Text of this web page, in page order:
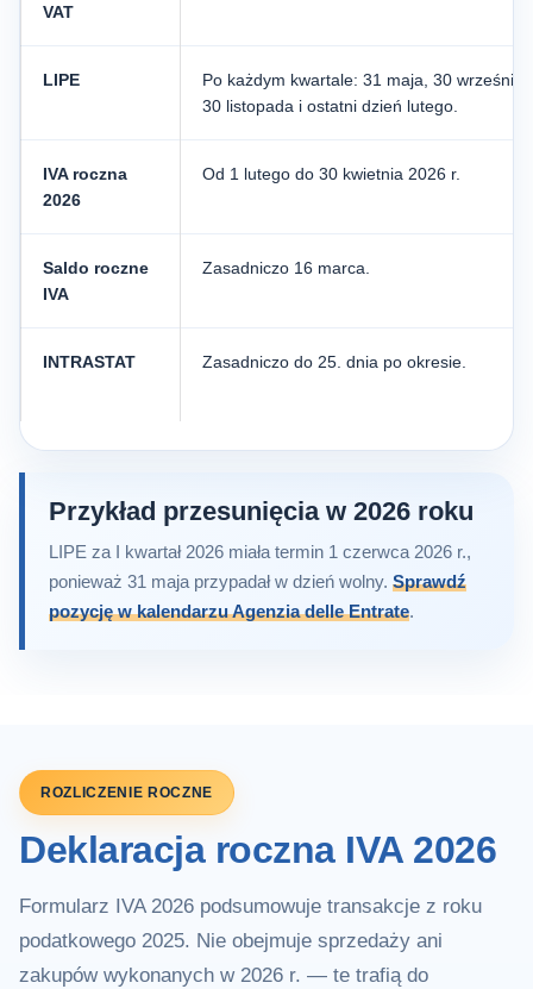
VAT
LIPE
Po każdym kwartale: 31 maja, 30 września,
30 listopada i ostatni dzień lutego.
IVA roczna
2026
Od 1 lutego do 30 kwietnia 2026 r.
Saldo roczne
IVA
Zasadniczo 16 marca.
INTRASTAT Zasadniczo do 25. dnia po okresie.
Przykład przesunięcia w 2026 roku
LIPE za I kwartał 2026 miała termin 1 czerwca 2026 r.,
ponieważ 31 maja przypadał w dzień wolny. Sprawdź
pozycję w kalendarzu Agenzia delle Entrate.
ROZLICZENIE ROCZNE
Deklaracja roczna IVA 2026
Formularz IVA 2026 podsumowuje transakcje z roku
podatkowego 2025. Nie obejmuje sprzedaży ani
zakupów wykonanych w 2026 r. — te trafią do